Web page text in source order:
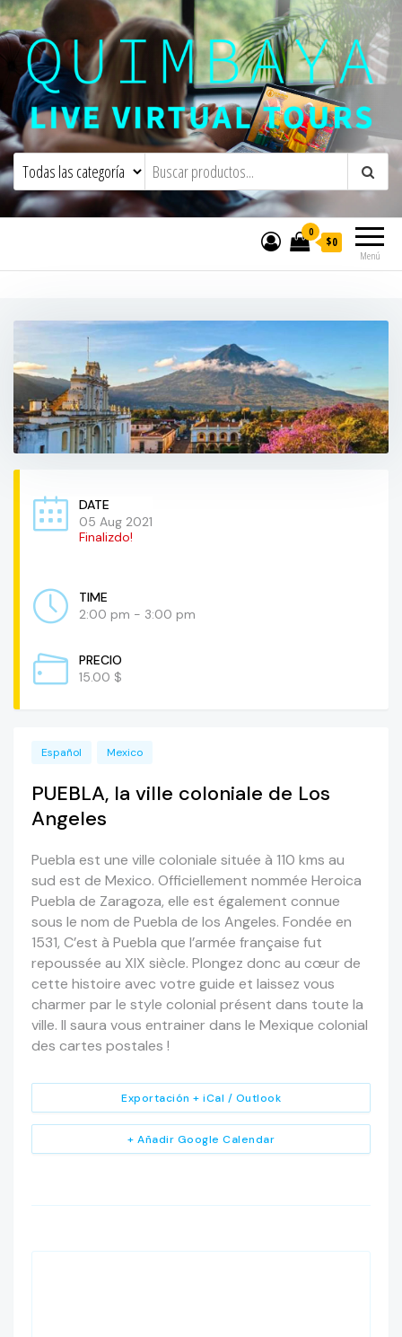
Quimbaya Virtual ToursLive Interactive Virtual Tours and
Menú
0
$0
DATE
05 Aug 2021
Finalizdo!
TIME
2:00 pm - 3:00 pm
PRECIO
15.00 $
Español Mexico
PUEBLA, la ville coloniale de Los
Angeles
Puebla est une ville coloniale située à 110 kms au
sud est de Mexico. Officiellement nommée Heroica
Puebla de Zaragoza, elle est également connue
sous le nom de Puebla de los Angeles. Fondée en
1531, C’est à Puebla que l’armée française fut
repoussée au XIX siècle. Plongez donc au cœur de
cette histoire avec votre guide et laissez vous
charmer par le style colonial présent dans toute la
ville. Il saura vous entrainer dans le Mexique colonial
des cartes postales !
+ Añadir Google Calendar
Exportación + iCal / Outlook